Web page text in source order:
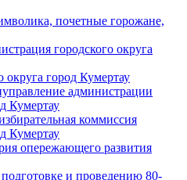
почетные горожане,
городского округа
округа город Кумертау
администрации
Кумертау
коммиссия
Кумертау
опережающего развития
и проведению 80-